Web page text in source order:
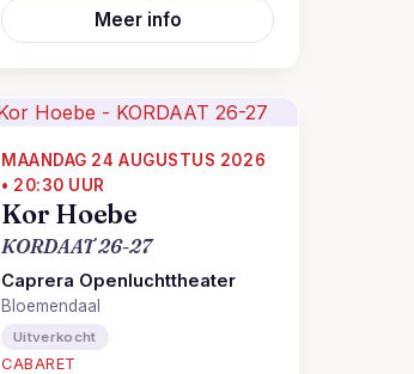
Meer info
MAANDAG 24 AUGUSTUS 2026
• 20:30 UUR
Kor Hoebe
KORDAAT 26-27
Caprera Openluchttheater
Bloemendaal
Uitverkocht
CABARET